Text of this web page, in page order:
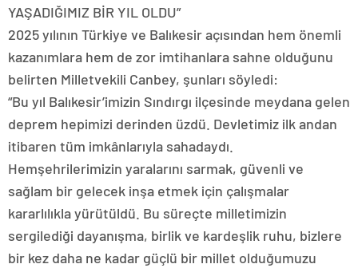
YAŞADIĞIMIZ BİR YIL OLDU”
2025 yılının Türkiye ve Balıkesir açısından hem önemli
kazanımlara hem de zor imtihanlara sahne olduğunu
belirten Milletvekili Canbey, şunları söyledi:
“Bu yıl Balıkesir’imizin Sındırgı ilçesinde meydana gelen
deprem hepimizi derinden üzdü. Devletimiz ilk andan
itibaren tüm imkânlarıyla sahadaydı.
Hemşehrilerimizin yaralarını sarmak, güvenli ve
sağlam bir gelecek inşa etmek için çalışmalar
kararlılıkla yürütüldü. Bu süreçte milletimizin
sergilediği dayanışma, birlik ve kardeşlik ruhu, bizlere
bir kez daha ne kadar güçlü bir millet olduğumuzu